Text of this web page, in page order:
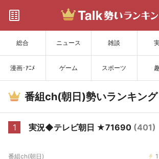
総合 ニュース 雑談
漫画･ｱﾆﾒ ゲーム スポーツ
サイトを更新
番組ch(朝日)勢いランキング
1 実況◆テレビ朝日 ★71690 (401)
番組ch(朝日)